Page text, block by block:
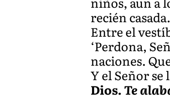
recién casada.
Entre el
‘Perdona,
naciones.
Y el Señor
Dios.Te